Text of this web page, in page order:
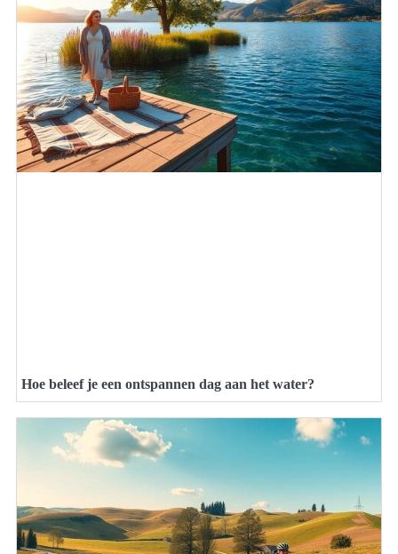
Hoe beleef je een ontspannen dag aan het water?